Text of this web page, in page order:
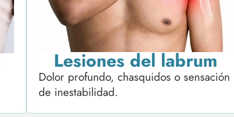
Lesiones del labrum
Dolor profundo, chasquidos o sensación
de inestabilidad.